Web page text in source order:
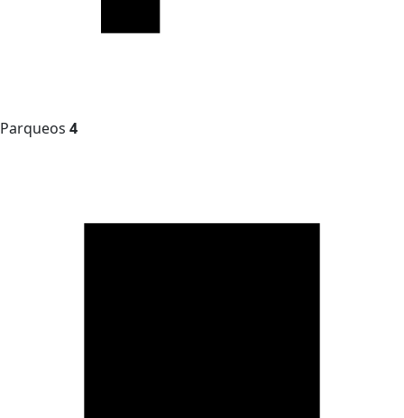
Parqueos 4